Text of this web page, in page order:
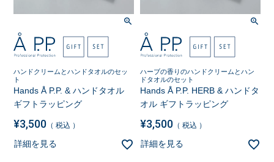
ハンドクリームとハンドタオルのセッ
ト
Hands Å P.P. & ハンドタオル
ギフトラッピング
¥3,500 税込
詳細を見る
ハーブの香りのハンドクリームとハン
ドタオルのセット
Hands Å P.P. HERB & ハンドタ
オル ギフトラッピング
¥3,500 税込
詳細を見る